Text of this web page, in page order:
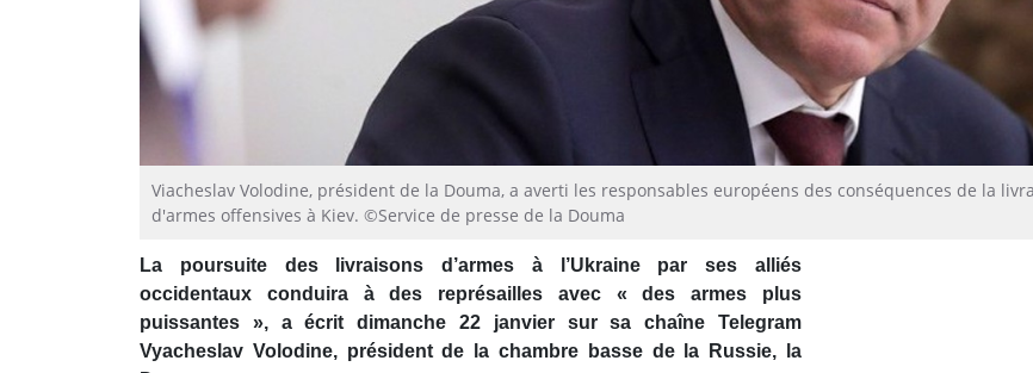
Viacheslav Volodine, président de la Douma, a averti les responsables européens des conséquences de la
d'armes offensives à Kiev. ©Service de presse de la Douma
La poursuite des livraisons d’armes à l’Ukraine par ses alliés
occidentaux conduira à des représailles avec « des armes plus
puissantes », a écrit dimanche 22 janvier sur sa chaîne Telegram
Vyacheslav Volodine, président de la chambre basse de la Russie, la